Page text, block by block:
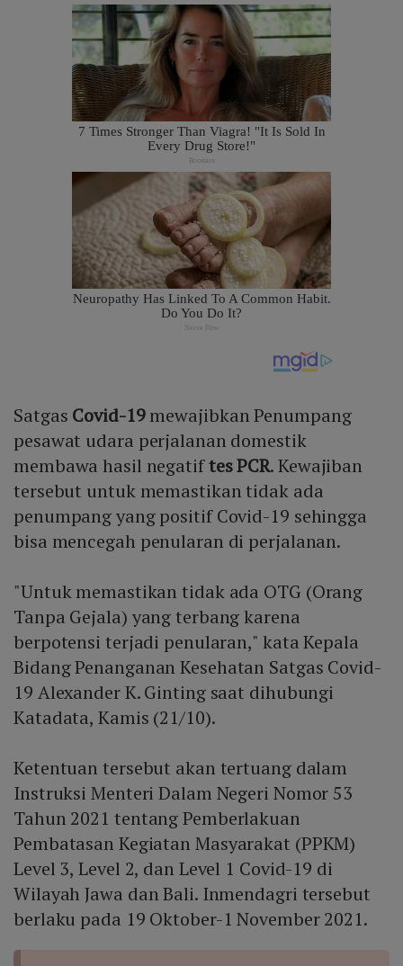
Satgas Covid-19mewajibkan Penumpang
pesawat udara perjalanan domestik
membawa hasil negatiftes PCR. Kewajiban
tersebut untuk memastikan tidak ada
penumpang yang positif Covid-19 sehingga
bisa mencegah penularan di perjalanan.
"Untuk memastikan tidak ada OTG (Orang
Tanpa Gejala) yang terbang karena
berpotensi terjadi penularan," kata Kepala
Bidang Penanganan Kesehatan Satgas Covid-
19 Alexander K. Ginting saat dihubungi
Katadata, Kamis (21/10).
Ketentuan tersebut akan tertuang dalam
Instruksi Menteri Dalam Negeri Nomor 53
Tahun 2021 tentang Pemberlakuan
Pembatasan Kegiatan Masyarakat (PPKM)
Level 3, Level 2, dan Level 1 Covid-19 di
Wilayah Jawa dan Bali. Inmendagri tersebut
berlaku pada 19 Oktober-1 November 2021.